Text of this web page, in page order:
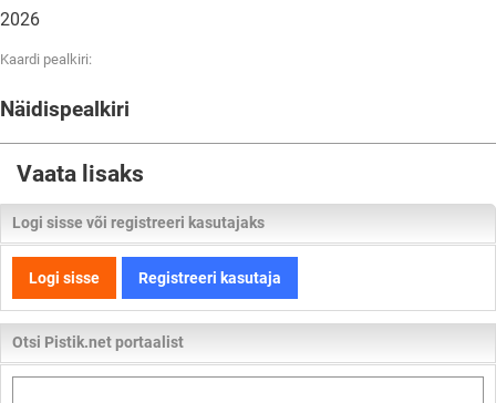
2026
Kaardi pealkiri:
Näidispealkiri
Vaata lisaks
Logi sisse või registreeri kasutajaks
Logi sisse Registreeri kasutaja
Otsi Pistik.net portaalist